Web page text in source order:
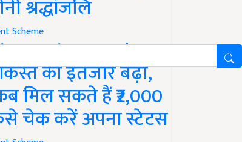
श्रद्धांजलि
Scheme
Yojana Update:
का इंतजार बढ़ा,
मिल सकते हैं ₹2,000
चेक करें अपना स्टेटस